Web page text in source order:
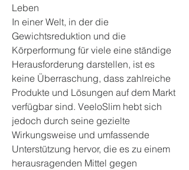
Leben
In einer Welt, in der die
Gewichtsreduktion und die
Körperformung für viele eine ständige
Herausforderung darstellen, ist es
keine Überraschung, dass zahlreiche
Produkte und Lösungen auf dem Markt
verfügbar sind. VeeloSlim hebt sich
jedoch durch seine gezielte
Wirkungsweise und umfassende
Unterstützung hervor, die es zu einem
herausragenden Mittel gegen